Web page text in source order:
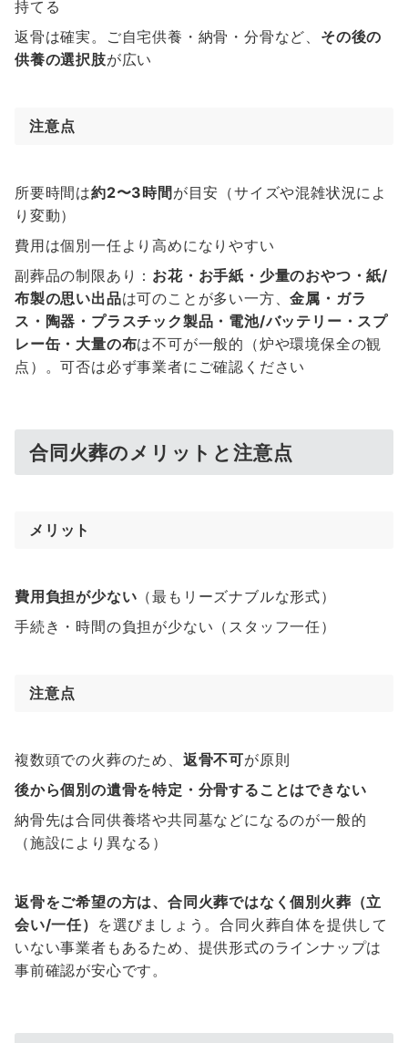
持てる
返骨は確実。ご自宅供養・納骨・分骨など、 その後の
供養の選択肢が広い
注意点
所要時間は約2〜3時間 が目安（サイズや混雑状況によ
り変動）
費用は個別一任より高めになりやすい
副葬品の制限あり： お花・お手紙・少量のおやつ・紙/
布製の思い出品は可のことが多い一方、金属・ガラ
ス・陶器・プラスチック製品・電池/バッテリー・スプ
レー缶・大量の布は不可が一般的（炉や環境保全の観
点）。可否は必ず事業者にご確認ください
合同火葬のメリットと注意点
メリット
費用負担が少ない （最もリーズナブルな形式）
手続き・時間の負担が少ない（スタッフ一任）
注意点
複数頭での火葬のため、 返骨不可が原則
後から個別の遺骨を特定・分骨することはできない
納骨先は合同供養塔や共同墓などになるのが一般的
（施設により異なる）
返骨をご希望の方は、合同火葬ではなく個別火葬（立
会い/一任） を選びましょう。合同火葬自体を提供して
いない事業者もあるため、提供形式のラインナップは
事前確認が安心です。